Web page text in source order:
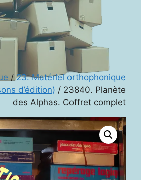
/23. Matériel orthophonique
d’édition) / 23840. Planète
des Alphas. Coffret complet